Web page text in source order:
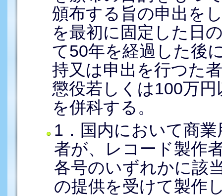
頒布する旨の申出を
を最初に固定した日
て50年を経過した後
持又は申出を行つた
懲役若しくは100万
を併科する。
1．国内において商
者が、レコード製作
各号のいずれかに該
の提供を受けて製作